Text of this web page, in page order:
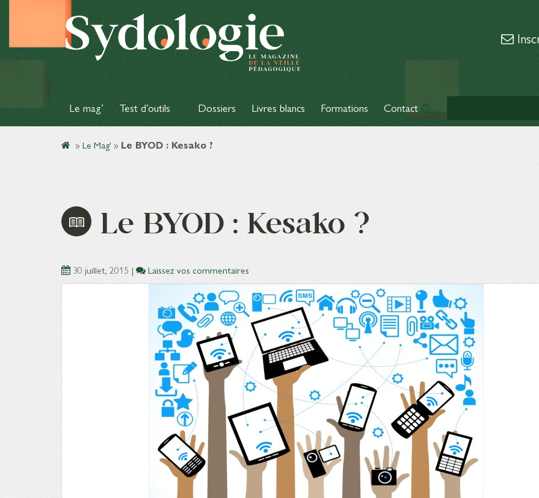
Le mag’ Test d’outils Dossiers Livres blancs Formations Contact
» Le Mag' » Le BYOD : Kesako ?
Le BYOD : Kesako ?
30 juillet, 2015 | Laissez vos commentaires